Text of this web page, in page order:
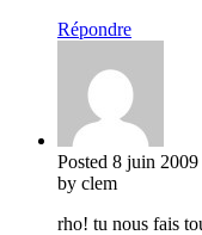
Répondre
Posted 8 juin 2009
by clem
rho! tu nous fais